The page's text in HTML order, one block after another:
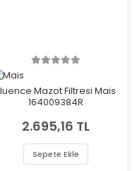
Mazot Filtresi Mais
164009384R
2.695,16 TL
Sepete Ekle